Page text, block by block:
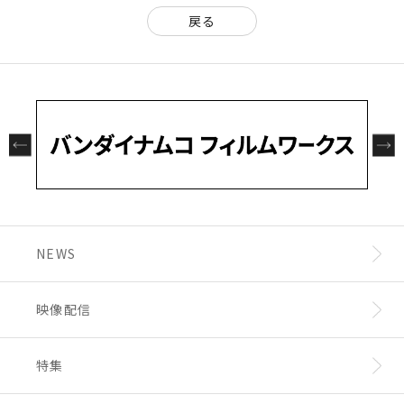
戻る
NEWS
映像配信
特集